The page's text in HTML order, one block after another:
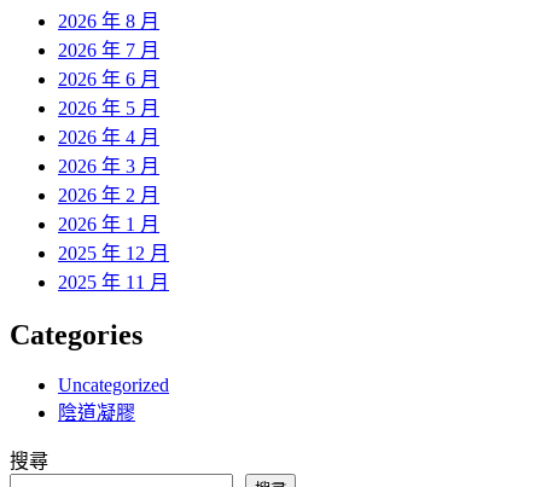
2026 年 8 月
2026 年 7 月
2026 年 6 月
2026 年 5 月
2026 年 4 月
2026 年 3 月
2026 年 2 月
2026 年 1 月
2025 年 12 月
2025 年 11 月
Categories
Uncategorized
陰道凝膠
搜尋